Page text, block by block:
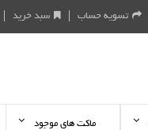
سبد خرید تسویه حساب
ماکت های موجود